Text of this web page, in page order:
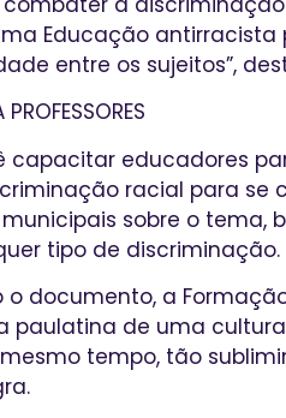
Educação
entre os sujeitos”,
capacitar educadores
racial para se
sobre o tema,
tipo de discriminação.
o documento, a
paulatina de uma
tempo, tão